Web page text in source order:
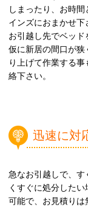
しまったり、お時
インズにおまかせ下
お引越し先でベッド
仮に新居の間口が狭
り上げて作業する
絡下さい。
迅速に対
急なお引越しで、
くすぐに処分した
可能で、お見積りは